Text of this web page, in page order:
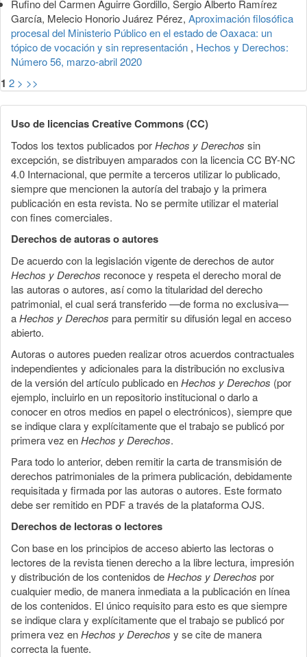
Rufino del Carmen Aguirre Gordillo, Sergio Alberto Ramírez
García, Melecio Honorio Juárez Pérez, Aproximación filosófica
procesal del Ministerio Público en el estado de Oaxaca: un
tópico de vocación y sin representación , Hechos y Derechos:
Número 56, marzo-abril 2020
1 2 > >>
Uso de licencias Creative Commons (CC)
Todos los textos publicados porHechos y Derechos sin
excepción, se distribuyen amparados con la licencia CC BY-NC
4.0 Internacional, que permite a terceros utilizar lo publicado,
siempre que mencionen la autoría del trabajo y la primera
publicación en esta revista. No se permite utilizar el material
con fines comerciales.
Derechos de autoras o autores
De acuerdo con la legislación vigente de derechos de autor
Hechos y Derechos reconoce y respeta el derecho moral de
las autoras o autores, así como la titularidad del derecho
patrimonial, el cual será transferido —de forma no exclusiva—
aHechos y Derechos para permitir su difusión legal en acceso
abierto.
Autoras o autores pueden realizar otros acuerdos contractuales
independientes y adicionales para la distribución no exclusiva
de la versión del artículo publicado enHechos y Derechos (por
ejemplo, incluirlo en un repositorio institucional o darlo a
conocer en otros medios en papel o electrónicos), siempre que
se indique clara y explícitamente que el trabajo se publicó por
primera vez enHechos y Derechos.
Para todo lo anterior, deben remitir la carta de transmisión de
derechos patrimoniales de la primera publicación, debidamente
requisitada y firmada por las autoras o autores. Este formato
debe ser remitido en PDF a través de la plataforma OJS.
Derechos de lectoras o lectores
Con base en los principios de acceso abierto las lectoras o
lectores de la revista tienen derecho a la libre lectura, impresión
y distribución de los contenidos deHechos y Derechos por
cualquier medio, de manera inmediata a la publicación en línea
de los contenidos. El único requisito para esto es que siempre
se indique clara y explícitamente que el trabajo se publicó por
primera vez enHechos y Derechos y se cite de manera
correcta la fuente.